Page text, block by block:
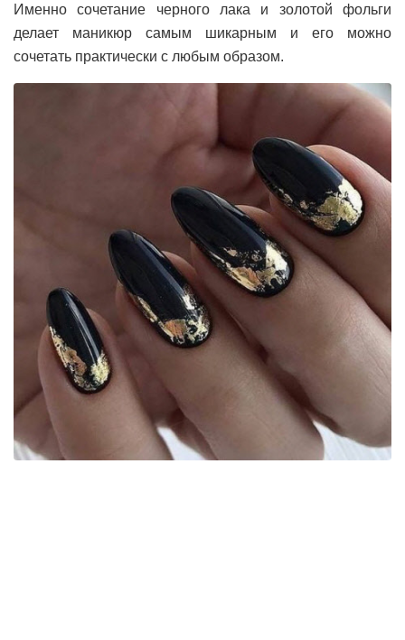
Именно сочетание черного лака и золотой фольги
делает маникюр самым шикарным и его можно
сочетать практически с любым образом.